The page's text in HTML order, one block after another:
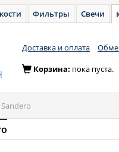
Фильтры Свечи
Доставка и оплата
Корзина: пока пуста.
Sandero